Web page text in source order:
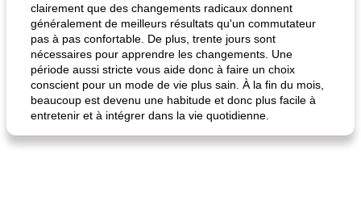
clairement que des changements radicaux donnent
généralement de meilleurs résultats qu'un commutateur
pas à pas confortable. De plus, trente jours sont
nécessaires pour apprendre les changements. Une
période aussi stricte vous aide donc à faire un choix
conscient pour un mode de vie plus sain. À la fin du mois,
beaucoup est devenu une habitude et donc plus facile à
entretenir et à intégrer dans la vie quotidienne.